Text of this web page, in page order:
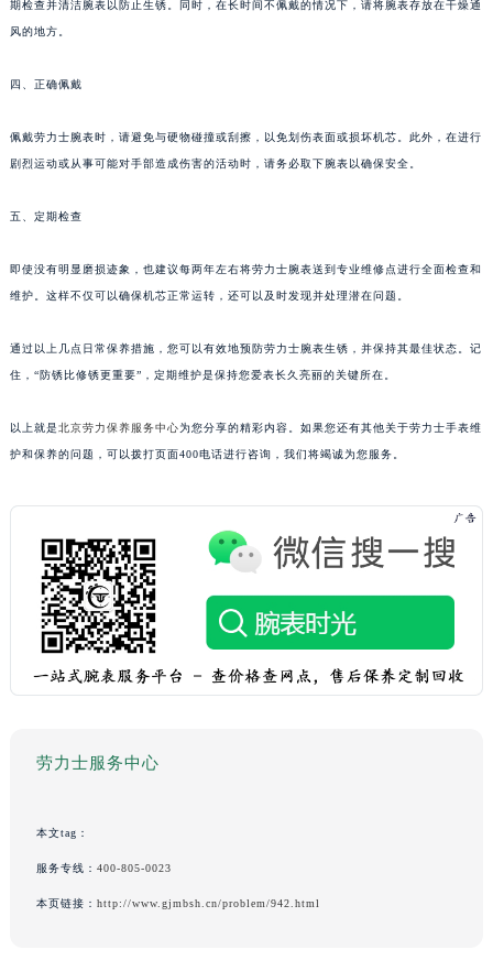
期检查并清洁腕表以防止生锈。同时，在长时间不佩戴的情况下，请将腕表存放在干燥通
风的地方。
四、正确佩戴
佩戴劳力士腕表时，请避免与硬物碰撞或刮擦，以免划伤表面或损坏机芯。此外，在进行
剧烈运动或从事可能对手部造成伤害的活动时，请务必取下腕表以确保安全。
五、定期检查
即使没有明显磨损迹象，也建议每两年左右将劳力士腕表送到专业维修点进行全面检查和
维护。这样不仅可以确保机芯正常运转，还可以及时发现并处理潜在问题。
通过以上几点日常保养措施，您可以有效地预防劳力士腕表生锈，并保持其最佳状态。记
住，“防锈比修锈更重要”，定期维护是保持您爱表长久亮丽的关键所在。
以上就是北京劳力保养服务中心为您分享的精彩内容。如果您还有其他关于劳力士手表维
护和保养的问题，可以拨打页面400电话进行咨询，我们将竭诚为您服务。
劳力士服务中心
本文tag：
服务专线： 400-805-0023
本页链接： http://www.gjmbsh.cn/problem/942.html